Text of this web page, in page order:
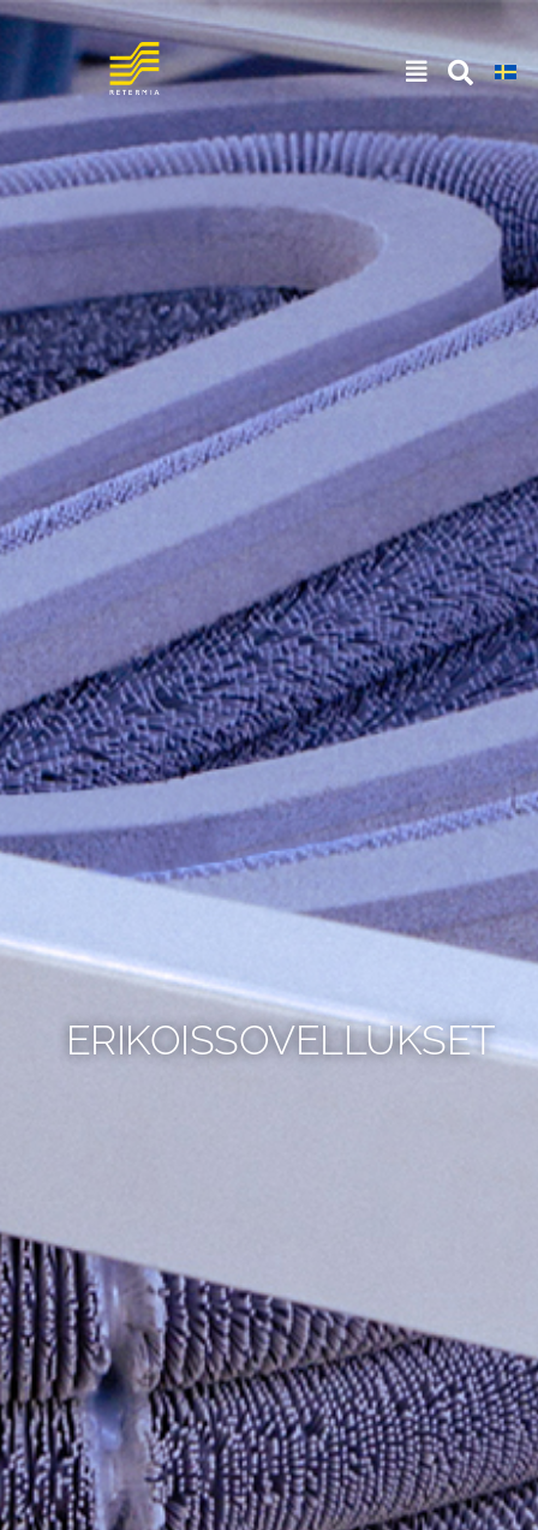
ERIKOISSOVELLUKSET